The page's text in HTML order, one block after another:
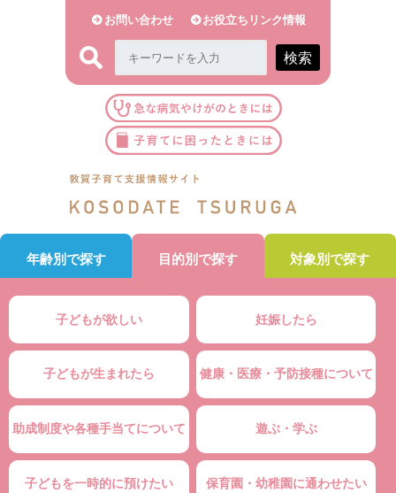
お問い合わせ お役立ちリンク情報
検索
年齢別で探す 目的別で探す 対象別で探す
子どもが欲しい 妊娠したら
子どもが生まれたら 健康・医療・予防接種について
助成制度や各種手当てについて 遊ぶ・学ぶ
子どもを一時的に預けたい 保育園・幼稚園に通わせたい